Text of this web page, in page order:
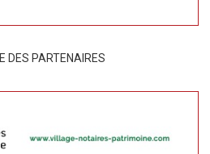
DES PARTENAIRES